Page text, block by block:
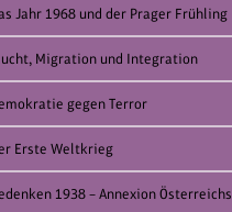
Jahr 1968 und der Prager Frühling
Migration und Integration
gegen Terror
Erste Weltkrieg
1938 – Annexion Österreichs